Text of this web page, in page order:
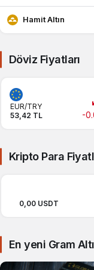
Hamit Altın
Döviz Fiyatları
EUR/TRY
53,42 TL
-
Kripto Para
0,00 USDT
En yeni Gram